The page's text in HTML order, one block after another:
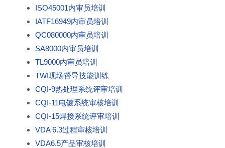
ISO45001内审员培训
IATF16949内审员培训
QC080000内审员培训
SA8000内审员培训
TL9000内审员培训
TWI现场督导技能训练
CQI-9热处理系统评审培训
CQI-11电镀系统审核培训
CQI-15焊接系统评审培训
VDA 6.3过程审核培训
VDA6.5产品审核培训